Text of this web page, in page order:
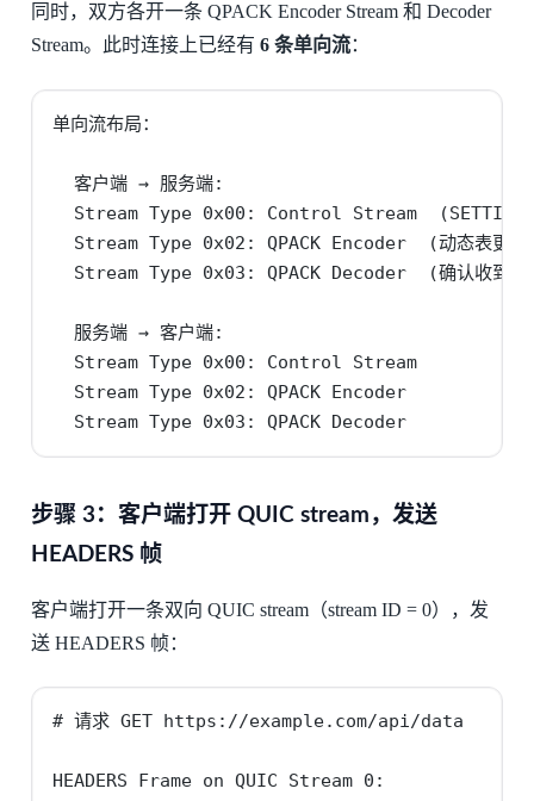
同时，双方各开一条 QPACK Encoder Stream 和 Decoder
Stream。此时连接上已经有 6 条单向流：
单向流布局：
  客户端 → 服务端:
Stream Type 0x00: Control Stream
Stream Type 0x02: QPACK Encoder  (动态表更新
  Stream Type 0x03: QPACK Decoder  (确认收到)
  服务端 → 客户端:
  Stream Type 0x00: Control Stream
  Stream Type 0x02: QPACK Encoder
  Stream Type 0x03: QPACK Decoder
步骤 3：客户端打开 QUIC stream，发送
HEADERS 帧
客户端打开一条双向 QUIC stream（stream ID = 0），发
送 HEADERS 帧：
# 请求 GET https://example.com/api/data
HEADERS Frame on QUIC Stream 0: